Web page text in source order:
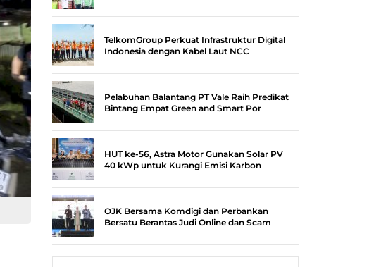
TelkomGroup Perkuat Infrastruktur Digital
Indonesia dengan Kabel Laut NCC
Pelabuhan Balantang PT Vale Raih Predikat
Bintang Empat Green and Smart Por
HUT ke-56, Astra Motor Gunakan Solar PV
40 kWp untuk Kurangi Emisi Karbon
OJK Bersama Komdigi dan Perbankan
Bersatu Berantas Judi Online dan Scam